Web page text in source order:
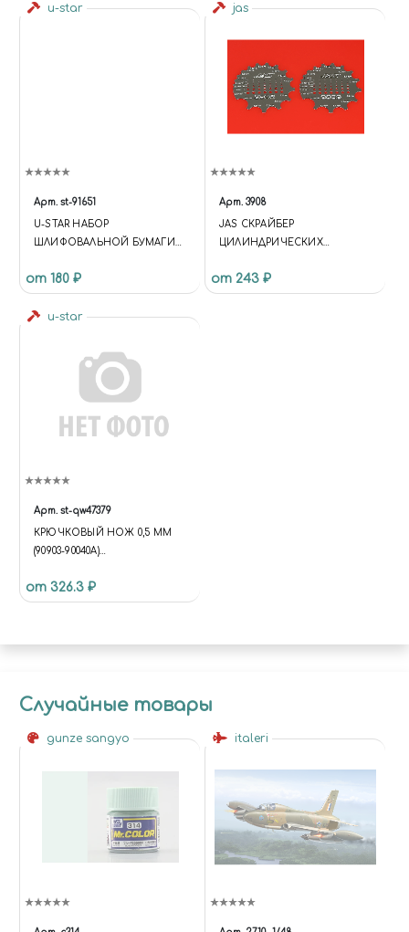
u-star
Арт. st-91651
U-STAR НАБОР
ШЛИФОВАЛЬНОЙ БУМАГИ
30ШТ)
от 180 ₽
jas
Арт. 3908
JAS СКРАЙБЕР
ЦИЛИНДРИЧЕСКИХ
ФОРМИРОВАНИЯ ГОЛОВОК
БОЛТОВ И ГАЕК, 1 ШТ.
от 243 ₽
u-star
Арт. st-qw47379
КРЮЧКОВЫЙ НОЖ 0,5 ММ
(90903-90040A)
HOOK KNIFE (90903-90040A)
(MERGED)
от 326.3 ₽
Случайные товары
gunze sangyo italeri